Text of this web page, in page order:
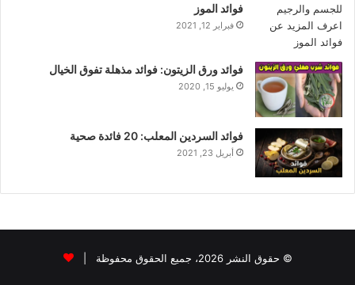
فوائد الموز
فبراير 12, 2021
فوائد ورق الزيتون: فوائد مذهلة تفوق الخيال
يوليو 15, 2020
فوائد السردين المعلب: 20 فائدة صحية
أبريل 23, 2021
© حقوق النشر 2026، جميع الحقوق محفوظة |